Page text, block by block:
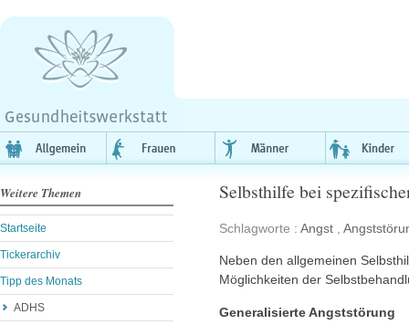
Weitere Themen
Startseite
Tickerarchiv
Tipp des Monats
ADHS
Selbsthilfe bei
Schlagworte : Angst
Neben den allgemeinen
Möglichkeiten der
Generalisierte Angststörung